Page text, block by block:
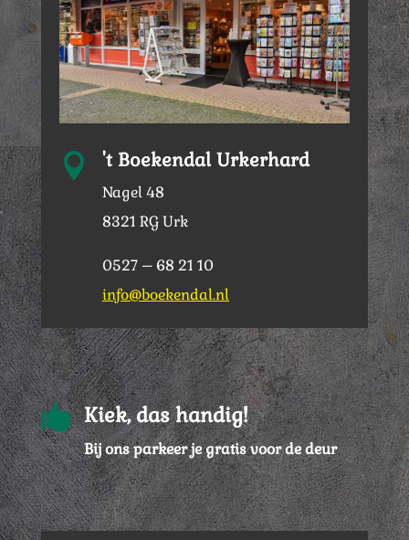
 't Boekendal Urkerhard
Nagel 48
8321 RG Urk
0527 – 68 21 10
info@boekendal.nl
 Kiek, das handig!
Bij ons parkeer je gratis voor de deur